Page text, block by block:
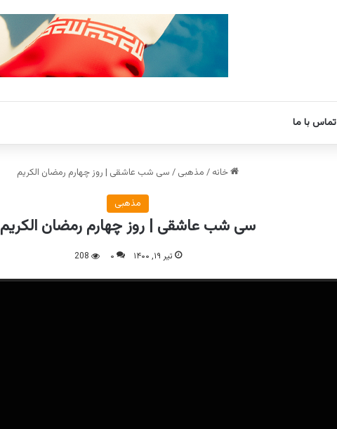
تماس با ما
خانه / مذهبی / سی شب عاشقی | روز چهارم رمضان الکریم
مذهبی
سی شب عاشقی | روز چهارم رمضان الکریم
تیر ۱۹, ۱۴۰۰ ۰ 208